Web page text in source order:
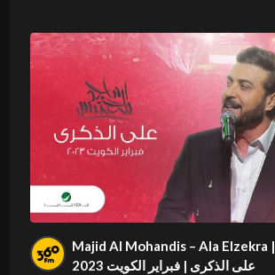
Majid Al Mohandis – Ala Elzekra | ماجد المهندس –
على الذكرى | فبراير الكويت 2023